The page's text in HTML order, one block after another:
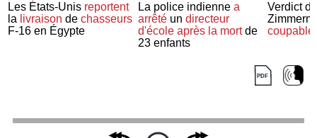
Les États-Unis reportent
la livraison dechasseurs
F-16 en Égypte
La police indienne a
arrêtéun directeur
d'école après la mortde
23 enfants
Verdict
coupable